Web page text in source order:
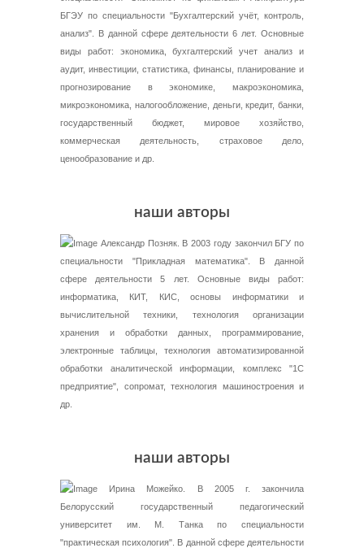
БГЭУ по специальности "Бухгалтерский учёт, контроль,
анализ". В данной сфере деятельности 6 лет. Основные
виды работ: экономика, бухгалтерский учет анализ и
аудит, инвестиции, статистика, финансы, планирование и
прогнозирование в экономике, макроэкономика,
микроэкономика, налогообложение, деньги, кредит, банки,
государственный бюджет, мировое хозяйство,
коммерческая деятельность, страховое дело,
ценообразование и др.
наши авторы
Александр Позняк. В 2003 году закончил БГУ по
специальности "Прикладная математика". В данной
сфере деятельности 5 лет. Основные виды работ:
информатика, КИТ, КИС, основы информатики и
вычислительной техники, технология организации
хранения и обработки данных, программирование,
электронные таблицы, технология автоматизированной
обработки аналитической информации, комплекс "1С
предприятие", сопромат, технология машиностроения и
др.
наши авторы
Ирина Можейко. В 2005 г. закончила
Белорусский государственный педагогический
университет им. М. Танка по специальности
"практическая психология". В данной сфере деятельности